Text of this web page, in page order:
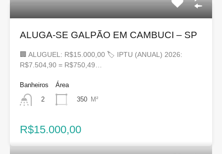
ALUGA-SE GALPÃO EM CAMBUCI – SP
🏢 ALUGUEL: R$15.000,00 🏷 IPTU (ANUAL) 2026:
R$7.504,90 = R$750,49…
Banheiros
2
Área
350 M²
R$15.000,00